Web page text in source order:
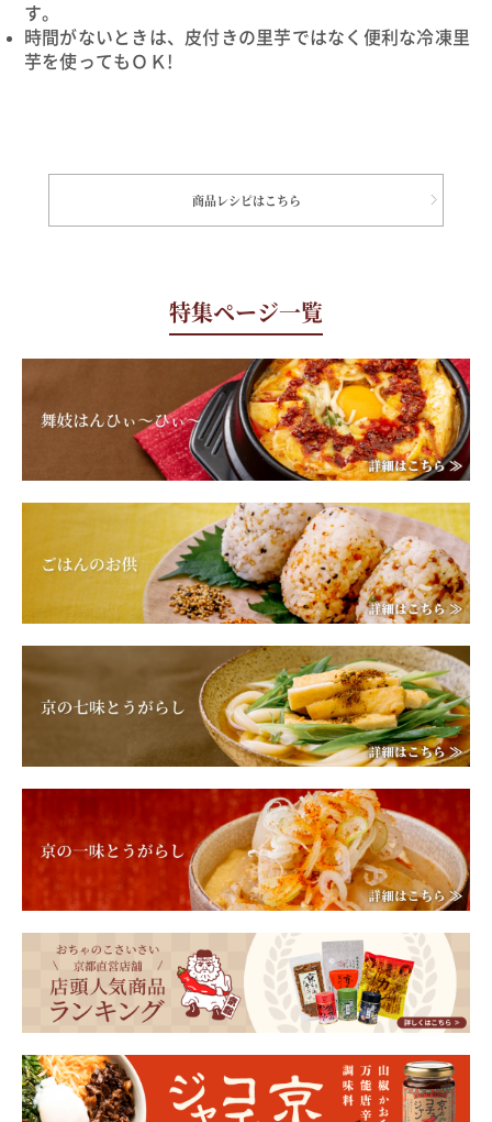
す。
時間がないときは、皮付きの里芋ではなく便利な冷凍里
芋を使ってもＯＫ!
商品レシピはこちら
特集ページ一覧